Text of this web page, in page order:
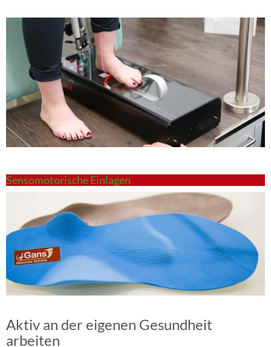
Sensomotorische Einlagen
Aktiv an der eigenen Gesundheit
arbeiten